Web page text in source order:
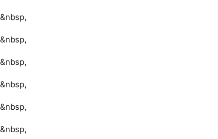
&nbsp,
&nbsp,
&nbsp,
&nbsp,
&nbsp,
&nbsp,